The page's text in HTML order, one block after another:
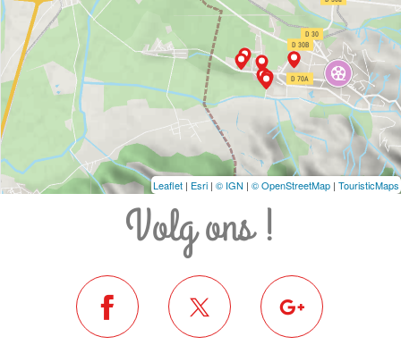
Leaflet | Esri | © IGN | © OpenStreetMap | TouristicMaps
Volg ons !